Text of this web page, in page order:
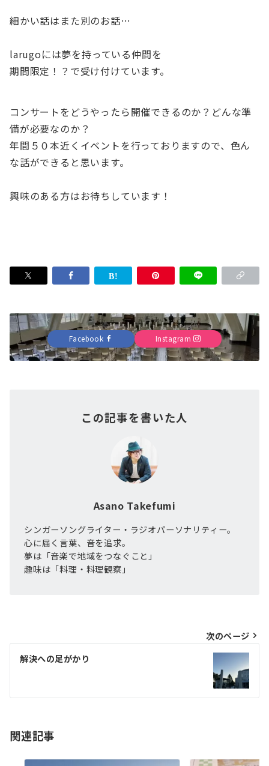
細かい話はまた別のお話…
larugoには夢を持っている仲間を
期間限定！？で受け付けています。
コンサートをどうやったら開催できるのか？どんな準
備が必要なのか？
年間５０本近くイベントを行っておりますので、色ん
な話ができると思います。
興味のある方はお待ちしています！
Facebook Instagram
この記事を書いた人
Asano Takefumi
シンガーソングライター・ラジオパーソナリティー。
心に届く言葉、音を追求。
夢は「音楽で地域をつなぐこと」
趣味は「料理・料理観察」
稿
ビ
ー
次のページ
解決への足がかり
関連記事